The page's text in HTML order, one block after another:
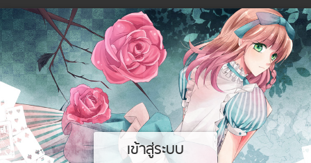
เข้าสู่ระบบ